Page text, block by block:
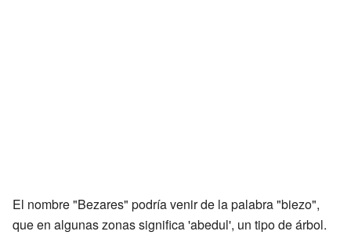
El nombre "Bezares" podría venir de la palabra "biezo",
que en algunas zonas significa 'abedul', un tipo de árbol.